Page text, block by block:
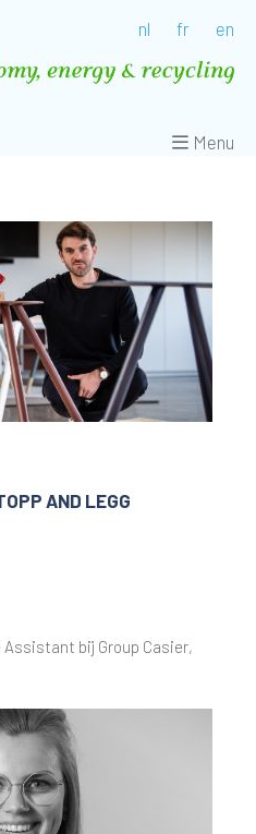
nl fr en
Menu
AND LEGG
bij Group Casier,